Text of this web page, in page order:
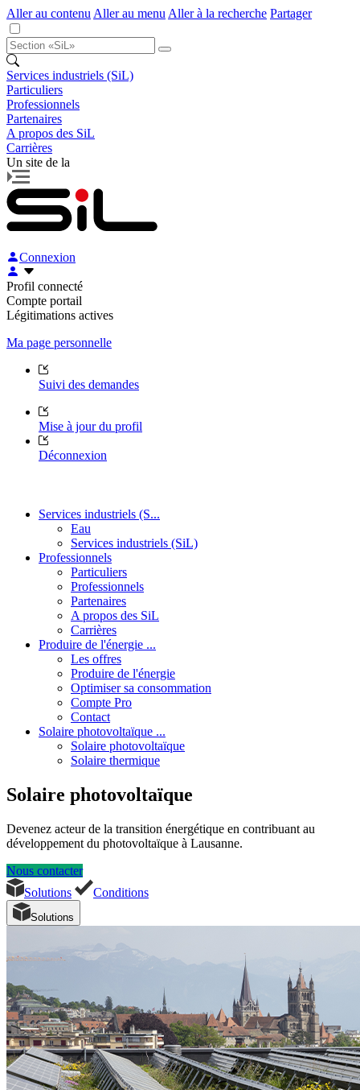
Aller au contenu Aller au menu Aller à la recherche Partager
Services industriels (SiL)
Particuliers
Professionnels
Partenaires
A propos des SiL
Carrières
Un site de la
Connexion
Profil connecté
Compte portail
Légitimations actives
Ma page personnelle
Suivi des demandes
Mise à jour du profil
Déconnexion
Services industriels (S...
Eau
Services industriels (SiL)
Professionnels
Particuliers
Professionnels
Partenaires
A propos des SiL
Carrières
Produire de l'énergie ...
Les offres
Produire de l'énergie
Optimiser sa consommation
Compte Pro
Contact
Solaire photovoltaïque ...
Solaire photovoltaïque
Solaire thermique
Solaire photovoltaïque
Devenez acteur de la transition énergétique en contribuant au
développement du photovoltaïque à Lausanne.
Nous contacter
Solutions
Conditions
Solutions